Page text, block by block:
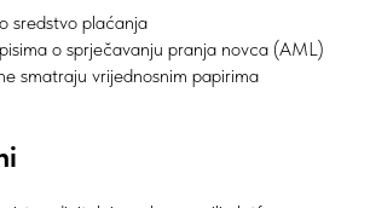
sredstvo plaćanja
o sprječavanju pranja novca (AML)
smatraju vrijednosnim papirima